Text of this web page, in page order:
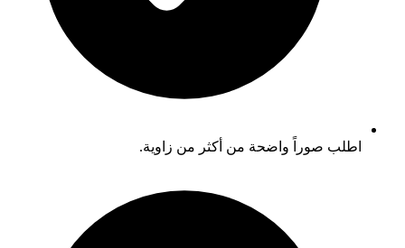
اطلب صوراً واضحة من أكثر من زاوية.